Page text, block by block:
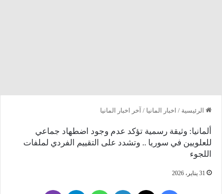
الرئيسية / اخبار المانيا / آخر اخبار المانيا
ألمانيا: وثيقة رسمية تؤكد عدم وجود اضطهاد جماعي
للعلويين في سوريا .. وتشدد على التقييم الفردي لملفات
اللجوء
31 يناير، 2026
فيسبوك لينكدإن واتساب تيلقرام